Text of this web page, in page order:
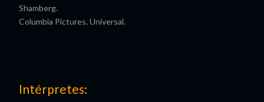
Shamberg.
Columbia Pictures. Universal.
Intérpretes: